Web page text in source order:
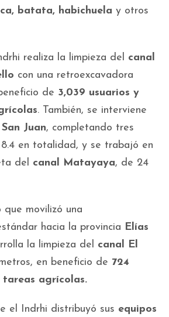
batata, habichuela y otros
realiza la limpieza del canal
con una retroexcavadora
de 3,039 usuarios y
. También, se interviene
Juan, completando tres
en totalidad, y se trabajó en
del canal Matayaya, de 24
movilizó una
hacia la provincia Elías
la limpieza del canal El
en beneficio de 724
tareas agrícolas.
el Indrhi distribuyó sus equipos